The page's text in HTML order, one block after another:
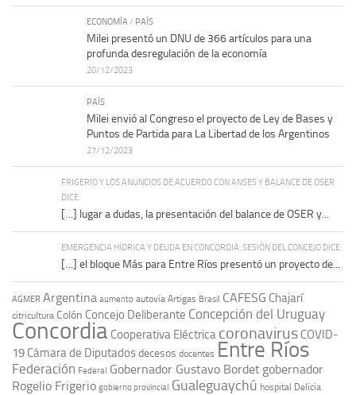
ECONOMÍA / PAÍS
Milei presentó un DNU de 366 artículos para una
profunda desregulación de la economía
20/12/2023
PAÍS
Milei envió al Congreso el proyecto de Ley de Bases y
Puntos de Partida para La Libertad de los Argentinos
27/12/2023
FRIGERIO Y LOS ANUNCIOS DE ACUERDO CON ANSES Y BALANCE DE OSER
DICE:
[…] lugar a dudas, la presentación del balance de OSER y...
EMERGENCIA HÍDRICA Y DEUDA EN CONCORDIA: SESIÓN DEL CONCEJO DICE:
[…] el bloque Más para Entre Ríos presentó un proyecto de...
AGMER Argentina aumento autovía Artigas Brasil CAFESG Chajarí
citricultura Colón Concejo Deliberante Concepción del Uruguay
Concordia Cooperativa Eléctrica coronavirus COVID-
19 Cámara de Diputadosdecesos docentes Entre Ríos
Federación Federal Gobernador Gustavo Bordet gobernador
Rogelio Frigerio gobierno provincial Gualeguaychú hospital Delicia